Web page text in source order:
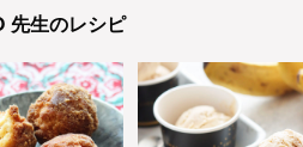
先生のレシピ